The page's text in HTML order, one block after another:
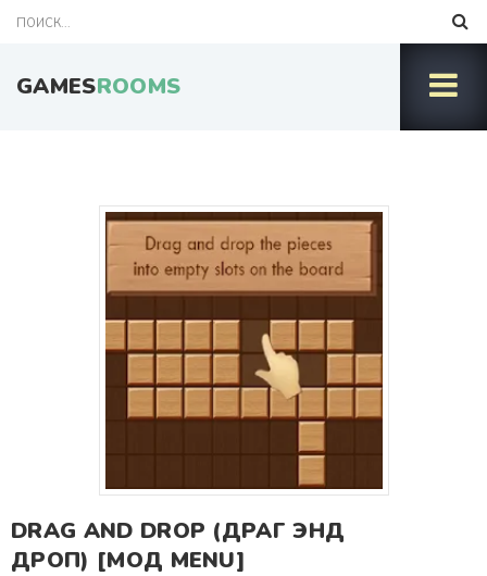
GAMESROOMS
DRAG AND DROP (ДРАГ ЭНД
ДРОП) [МОД MENU]